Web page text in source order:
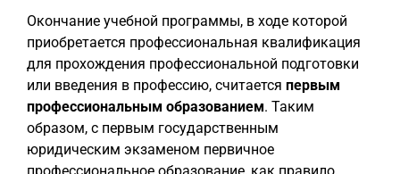
Окончание учебной программы, в ходе которой
приобретается профессиональная квалификация
для прохождения профессиональной подготовки
или введения в профессию, считается первым
профессиональным образованием. Таким
образом, с первым государственным
юридическим экзаменом первичное